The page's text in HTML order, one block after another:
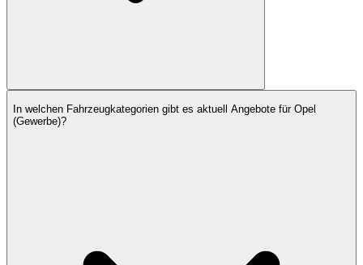
In welchen Fahrzeugkategorien gibt es aktuell Angebote für Opel
(Gewerbe)?